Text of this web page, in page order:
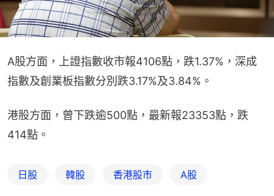
A股方面，上證指數收市報4106點，跌1.37%，深成
指數及創業板指數分別跌3.17%及3.84%。
港股方面，曾下跌逾500點，最新報23353點，跌
414點。
日股 韓股 香港股市 A股